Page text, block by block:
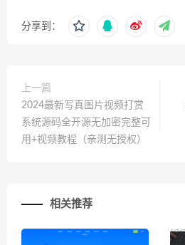
分享到：
上一篇
2024最新写真图片视频打赏
系统源码全开源无加密完整可
用+视频教程（亲测无授权）
相关推荐